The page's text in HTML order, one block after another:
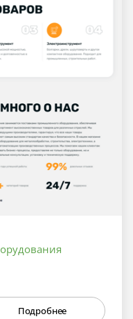
Подробнее